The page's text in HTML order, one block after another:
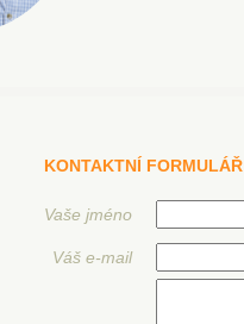
KONTAKTNÍ FORMULÁŘ
Vaše jméno
Váš e-mail